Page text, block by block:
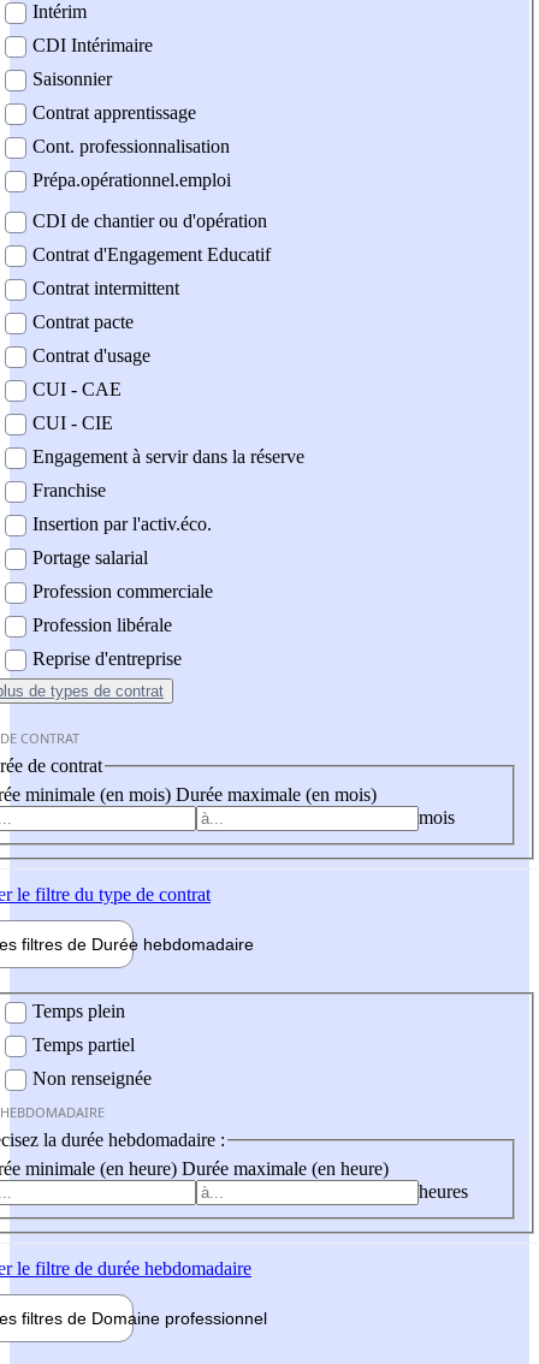
Intérim
CDI Intérimaire
Saisonnier
Contrat apprentissage
Cont. professionnalisation
Prépa.opérationnel.emploi
CDI de chantier ou d'opération
Contrat d'Engagement Educatif
Contrat intermittent
Contrat pacte
Contrat d'usage
CUI - CAE
CUI - CIE
Engagement à servir dans la réserve
Franchise
Insertion par l'activ.éco.
Portage salarial
Profession commerciale
Profession libérale
Reprise d'entreprise
de types de contrat
CONTRAT
de contrat
minimale (en mois) Durée maximale (en mois)
mois
le filtre du type de contrat
filtres de Durée hebdomadaire
Temps plein
Temps partiel
Non renseignée
la durée hebdomadaire :
minimale (en heure) Durée maximale (en heure)
heures
le filtre de durée hebdomadaire
filtres de Domaine professionnel